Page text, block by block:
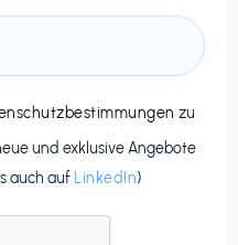
zu
und exklusive Angebote
auch auf LinkedIn)